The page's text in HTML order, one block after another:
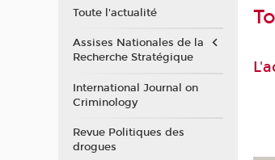
Toute l'actualité
Assises Nationales de la
Recherche Stratégique
International Journal on
Criminology
Revue Politiques des
drogues